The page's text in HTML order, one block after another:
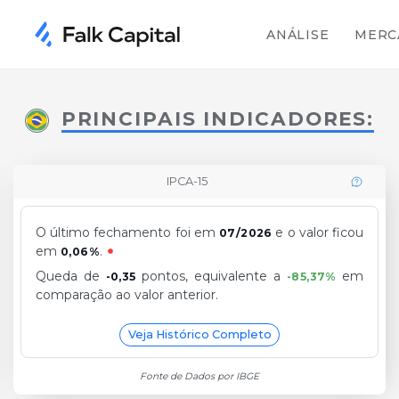
ANÁLISE
PRINCIPAIS INDICADORES:
IPCA-15
O último fechamento foi em 07/2026 e o valor ficou
em 0,06%.
Queda de -0,35 pontos, equivalente a -85,37% em
comparação ao valor anterior.
Veja Histórico Completo
Fonte de Dados por IBGE